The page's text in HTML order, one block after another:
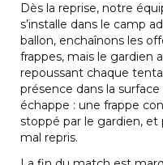
Dès la reprise, notre
s’installe dans le camp
ballon, enchaînons les
frappes, mais le gardien
repoussant chaque
présence dans la
échappe : une frappe
stoppé par le gardien,
mal repris.